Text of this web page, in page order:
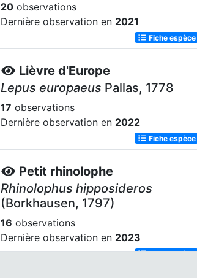
20 observations
Dernière observation en 2021
Fiche espèce
Lièvre d'Europe
Lepus europaeus Pallas, 1778
17 observations
Dernière observation en 2022
Fiche espèce
Petit rhinolophe
Rhinolophus hipposideros
(Borkhausen, 1797)
16 observations
Dernière observation en 2023
Fiche espèce